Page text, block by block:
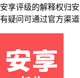
安享评级的解释权归
有疑问可通过官方渠道